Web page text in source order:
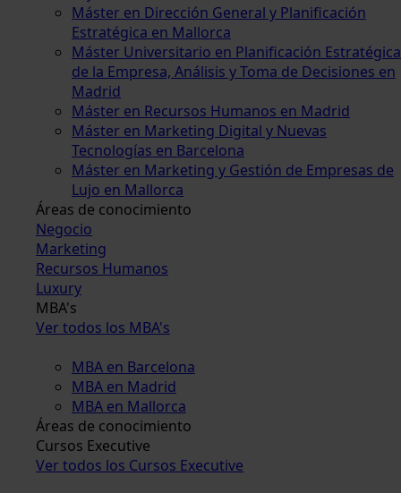
Máster en Dirección General y Planificación
Estratégica en Mallorca
Máster Universitario en Planificación Estratégica
de la Empresa, Análisis y Toma de Decisiones en
Madrid
Máster en Recursos Humanos en Madrid
Máster en Marketing Digital y Nuevas
Tecnologías en Barcelona
Máster en Marketing y Gestión de Empresas de
Lujo en Mallorca
Áreas de conocimiento
Negocio
Marketing
Recursos Humanos
Luxury
MBA's
Ver todos los MBA's
MBA en Barcelona
MBA en Madrid
MBA en Mallorca
Áreas de conocimiento
Cursos Executive
Ver todos los Cursos Executive